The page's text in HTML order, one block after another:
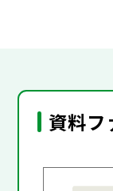
資料フ